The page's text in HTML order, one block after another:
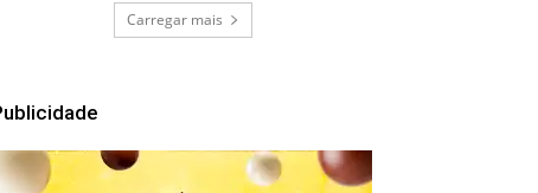
Carregar mais